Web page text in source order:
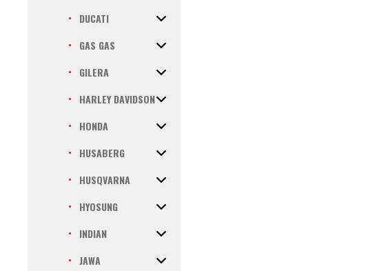
DUCATI
GAS GAS
GILERA
HARLEY DAVIDSON
HONDA
HUSABERG
HUSQVARNA
HYOSUNG
INDIAN
JAWA